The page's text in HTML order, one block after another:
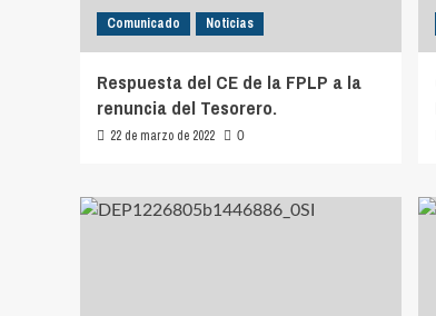
Comunicado Noticias
Respuesta del CE de la FPLP a la
renuncia del Tesorero.
22 de marzo de 2022 0